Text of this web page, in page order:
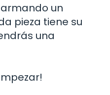
un
pieza tiene su
una